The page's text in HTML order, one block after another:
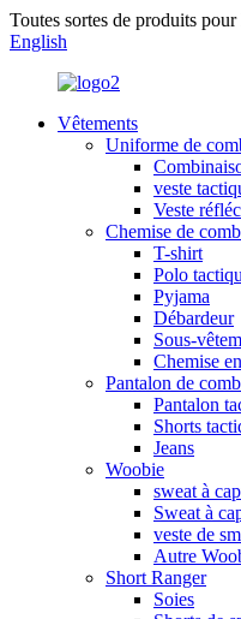
Toutes sortes de produits
English
Vêtements
Uniforme de
veste
Veste
Chemise de
T-shirt
Polo
Pyjama
Débardeur
Sous-
Chemise
Pantalon de
Pantalon
Shorts
Jeans
Woobie
sweat à
Sweat à
veste de
Autre
Short Ranger
Soies